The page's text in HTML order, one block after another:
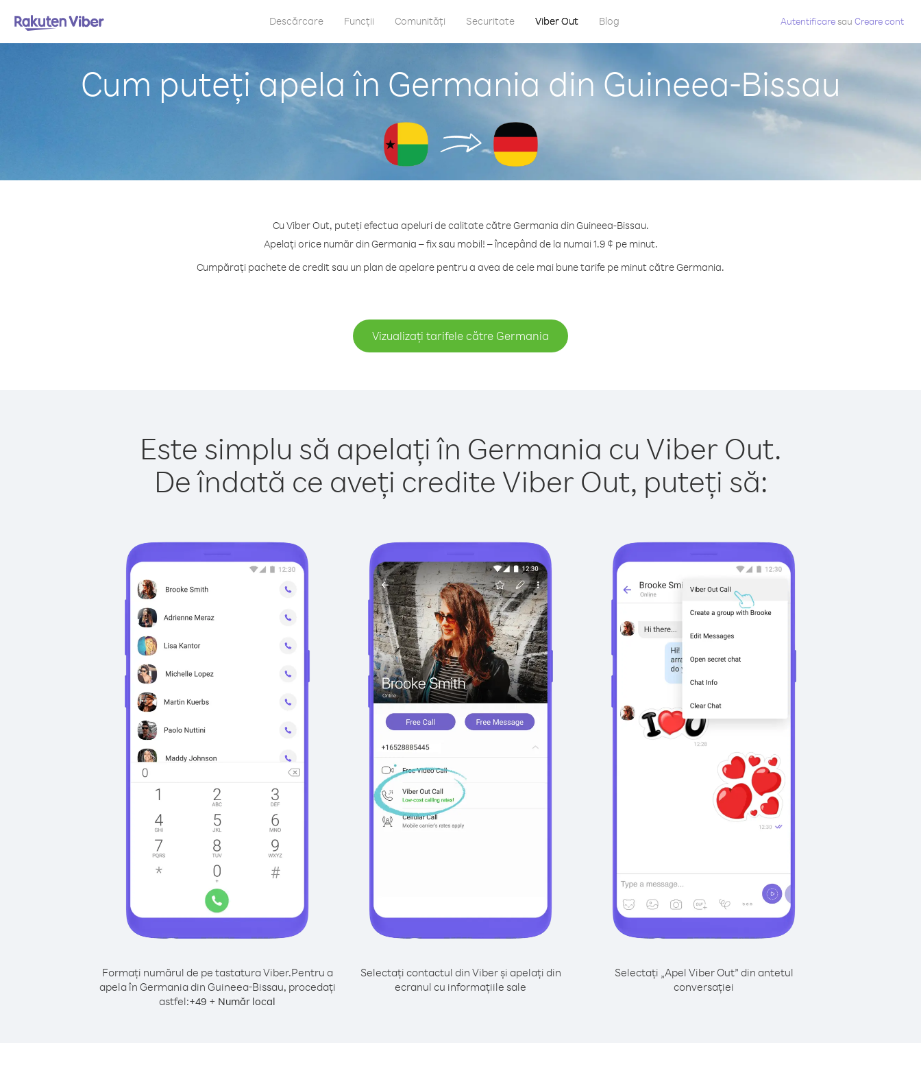
Descărcare Funcții Comunități Securitate Viber Out Blog Autentificaresau Creare cont
Cum puteți apela în Germania din Guineea-Bissau
Cu Viber Out, puteți efectua apeluri de calitate către Germania din Guineea-Bissau.
Apelați orice număr din Germania – fix sau mobil! – începând de la numai 1.9 ¢ pe minut.
Cumpărați pachete de credit sau un plan de apelare pentru a avea de cele mai bune tarife pe minut către Germania.
Vizualizați tarifele către Germania
Este simplu să apelați în Germania cu Viber Out.
De îndată ce aveți credite Viber Out, puteți să:
Formați numărul de pe tastatura Viber.Pentru a
apela în Germania din Guineea-Bissau, procedați
astfel:+49 + Număr local
Selectați contactul din Viber și apelați din
ecranul cu informațiile sale
Selectați „Apel Viber Out” din antetul
conversației